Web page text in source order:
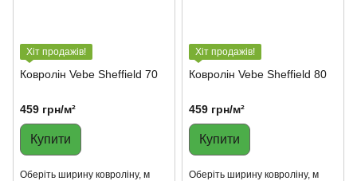
Хіт продажів!
Ковролін Vebe Sheffield 70
459 грн/м²
Купити
Оберіть ширину ковроліну, м
Хіт продажів!
Ковролін Vebe Sheffield 80
459 грн/м²
Купити
Оберіть ширину ковроліну, м